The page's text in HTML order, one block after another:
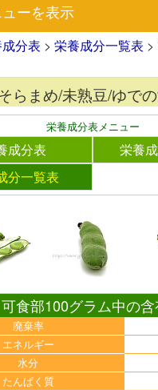
ーを表示
分表 > 栄養成分一覧表 >
らまめ/未熟豆/ゆで
栄養成分表メニュー
成分表
栄養
分一覧表
可食部100グラム中の
廃棄率
エネルギー
水分
たんぱく質